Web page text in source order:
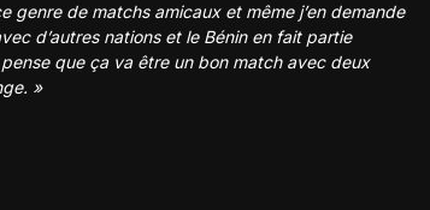
genre de matchs amicaux et même j’en demande
d’autres nations et le Bénin en fait partie
que ça va être un bon match avec deux
»